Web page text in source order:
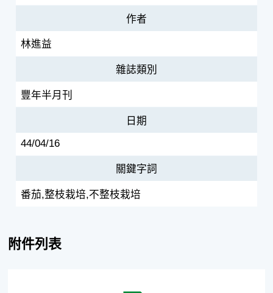
作者
林進益
雜誌類別
豐年半月刊
日期
44/04/16
關鍵字詞
番茄,整枝栽培,不整枝栽培
附件列表